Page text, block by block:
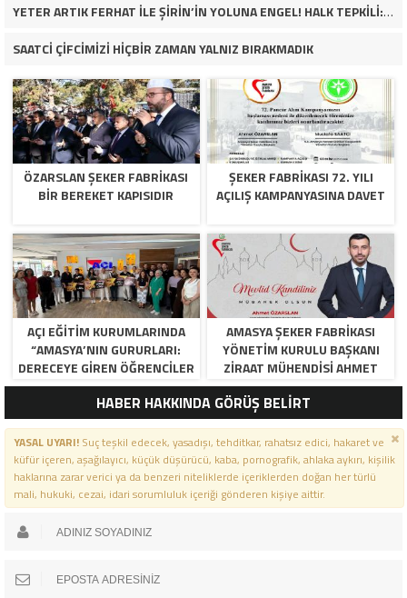
YETER ARTIK FERHAT İLE ŞİRİN’İN YOLUNA ENGEL! HALK TEPKİLİ: “YOLU KAPATMAK ÇÖZÜM DEĞİL, GÖREVİNİ YAP!”
SAATCİ ÇİFCİMİZİ HİÇBİR ZAMAN YALNIZ BIRAKMADIK
ÖZARSLAN ŞEKER FABRİKASI
BİR BEREKET KAPISIDIR
ŞEKER FABRİKASI 72. YILI
AÇILIŞ KAMPANYASINA DAVET
AÇI EĞİTİM KURUMLARINDA
“AMASYA’NIN GURURLARI:
DERECEYE GIREN ÖĞRENCILER
İÇIN ANLAMLI TÖREN”
AMASYA ŞEKER FABRIKASI
YÖNETIM KURULU BAŞKANI
ZIRAAT MÜHENDISI AHMET
ÖZARSLAN’IN MEVLID KANDILI
MESAJI
HABER HAKKINDA GÖRÜŞ BELİRT
YASAL UYARI!Suç teşkil edecek, yasadışı, tehditkar, rahatsız edici, hakaret ve
küfür içeren, aşağılayıcı, küçük düşürücü, kaba, pornografik, ahlaka aykırı, kişilik
haklarına zarar verici ya da benzeri niteliklerde içeriklerden doğan her türlü
mali, hukuki, cezai, idari sorumluluk içeriği gönderen kişiye aittir.